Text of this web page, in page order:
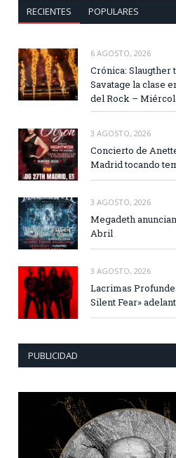
RECIENTES POPULARES
6 AGOSTO, 2026
Crónica: Slaugther
Savatage la clase
del Rock –
3 AGOSTO, 2026
Concierto de
Madrid tocando
3 AGOSTO, 2026
Megadeth
Abril
3 AGOSTO, 2026
Lacrimas
Silent Fear»
PUBLICIDAD